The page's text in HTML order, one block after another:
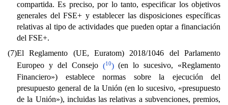
compartida. Es preciso, por lo tanto, especificar los objetivos
generales del FSE+ y establecer las disposiciones específicas
relativas al tipo de actividades que pueden optar a financiación
del FSE+.
(7)El Reglamento (UE, Euratom) 2018/1046 del Parlamento
Europeo y del Consejo (10)(en lo sucesivo, «Reglamento
Financiero») establece normas sobre la ejecución del
presupuesto general de la Unión (en lo sucesivo, «presupuesto
de la Unión»), incluidas las relativas a subvenciones, premios,